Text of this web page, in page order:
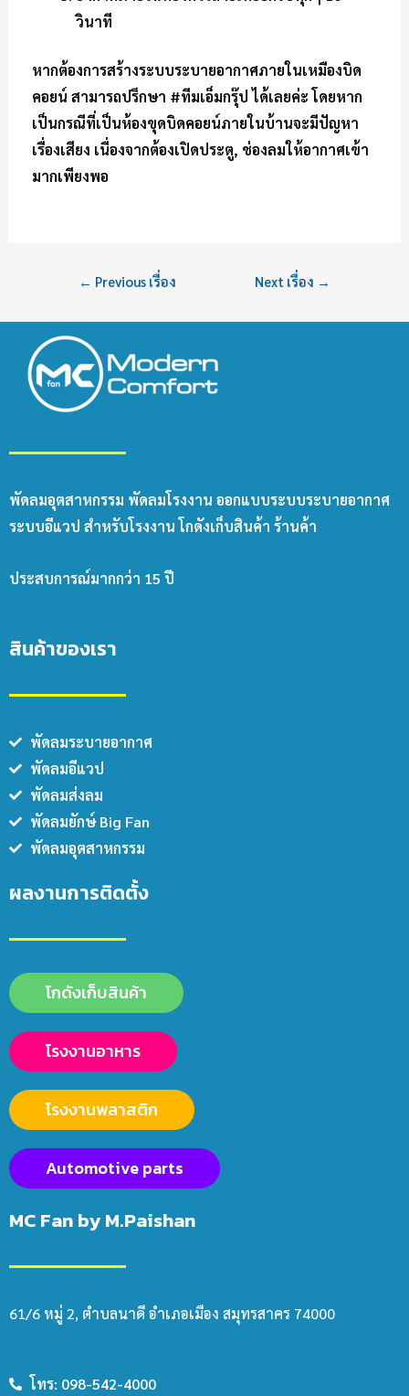
วินาที
หากต้องการสร้างระบบระบายอากาศภายในเหมืองบิด
คอยน์ สามารถปรึกษา #ทีมเอ็มกรุ๊ป ได้เลยค่ะ โดยหาก
เป็นกรณีที่เป็นห้องขุดบิดคอยน์ภายในบ้านจะมีปัญหา
เรื่องเสียง เนื่องจากต้องเปิดประตู, ช่องลมให้อากาศเข้า
มากเพียงพอ
← Previous เรื่อง Next เรื่อง →
พัดลมอุตสาหกรรม พัดลมโรงงาน ออกแบบระบบระบายอากาศ
ระบบอีแวป สำหรับโรงงาน โกดังเก็บสินค้า ร้านค้า
ประสบการณ์มากกว่า 15 ปี
สินค้าของเรา
พัดลมระบายอากาศ
พัดลมอีแวป
พัดลมส่งลม
พัดลมยักษ์ Big Fan
พัดลมอุตสาหกรรม
ผลงานการติดตั้ง
โกดังเก็บสินค้า
โรงงานอาหาร
โรงงานพลาสติก
Automotive parts
MC Fan by M.Paishan
61/6 หมู่ 2, ตำบลนาดี อำเภอเมือง สมุทรสาคร 74000
โทร: 098-542-4000